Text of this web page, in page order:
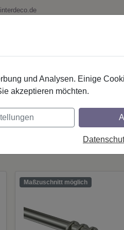
für eine
Maßzuschnitt möglich
und Analysen. Einige
akzeptieren möchten.